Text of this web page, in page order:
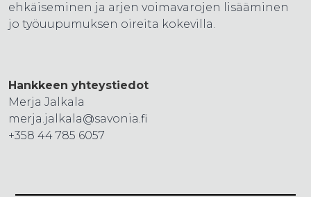
ehkäiseminen ja arjen voimavarojen lisääminen
jo työuupumuksen oireita kokevilla.
Hankkeen yhteystiedot
Merja Jalkala
merja.jalkala@savonia.fi
+358 44 785 6057